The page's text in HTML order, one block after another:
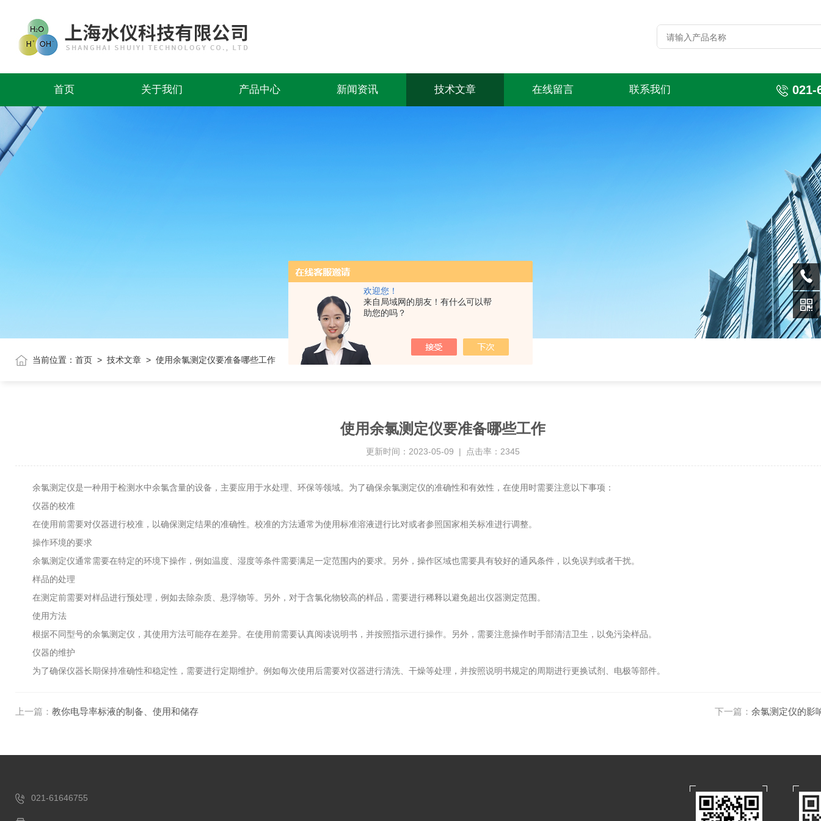
欢迎您！
来自局域网的朋友！有什么可以帮
助您的吗？
首页 关于我们 产品中心 新闻资讯 技术文章 在线留言 联系我们 021-
当前位置： 首页 > 技术文章 > 使用余氯测定仪要准备哪些工作
使用余氯测定仪要准备哪些工作
更新时间：2023-05-09 | 点击率：2345
余氯测定仪是一种用于检测水中余氯含量的设备，主要应用于水处理、环保等领域。为了确保余氯测定仪的准确性和有效性，在使用时需要注意以下事项：
仪器的校准
在使用前需要对仪器进行校准，以确保测定结果的准确性。校准的方法通常为使用标准溶液进行比对或者参照国家相关标准进行调整。
操作环境的要求
余氯测定仪通常需要在特定的环境下操作，例如温度、湿度等条件需要满足一定范围内的要求。另外，操作区域也需要具有较好的通风条件，以免误判或者干扰。
样品的处理
在测定前需要对样品进行预处理，例如去除杂质、悬浮物等。另外，对于含氯化物较高的样品，需要进行稀释以避免超出仪器测定范围。
使用方法
根据不同型号的余氯测定仪，其使用方法可能存在差异。在使用前需要认真阅读说明书，并按照指示进行操作。另外，需要注意操作时手部清洁卫生，以免污染样品。
仪器的维护
为了确保仪器长期保持准确性和稳定性，需要进行定期维护。例如每次使用后需要对仪器进行清洗、干燥等处理，并按照说明书规定的周期进行更换试剂、电极等部件。
上一篇： 教你电导率标液的制备、使用和储存 下一篇： 余氯测定仪的影
021-61646755